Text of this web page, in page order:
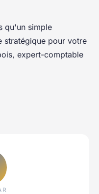
qu'un simple
stratégique pour votre
expert-comptable